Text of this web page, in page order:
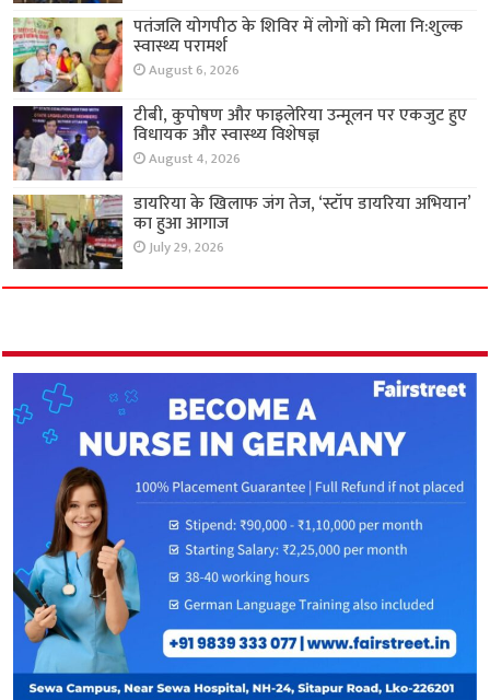
पतंजलि योगपीठ के शिविर में लोगों को मिला नि:शुल्क
स्वास्थ्य परामर्श
August 6, 2026
टीबी, कुपोषण और फाइलेरिया उन्मूलन पर एकजुट हुए
विधायक और स्वास्थ्य विशेषज्ञ
August 4, 2026
डायरिया के खिलाफ जंग तेज, ‘स्टॉप डायरिया अभियान’
का हुआ आगाज
July 29, 2026